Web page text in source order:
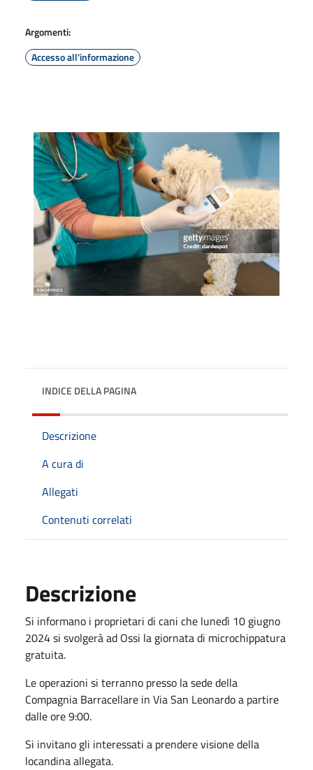
Argomenti:
Accesso all'informazione
INDICE DELLA PAGINA
Descrizione
A cura di
Allegati
Contenuti correlati
Descrizione
Si informano i proprietari di cani che lunedì 10 giugno
2024 si svolgerà ad Ossi la giornata di microchippatura
gratuita.
Le operazioni si terranno presso la sede della
Compagnia Barracellare in Via San Leonardo a partire
dalle ore 9:00.
Si invitano gli interessati a prendere visione della
locandina allegata.